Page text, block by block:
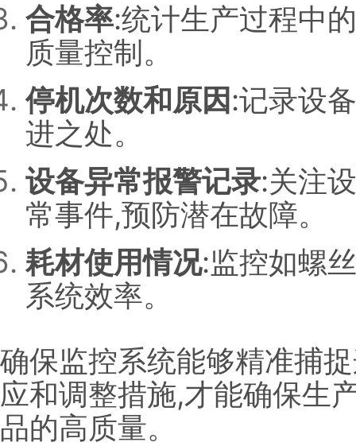
合格率:统计生产过程中
质量控制。
停机次数和原因:记录设
进之处。
设备异常报警记录:关注
常事件,预防潜在故障。
耗材使用情况:监控如螺
系统效率。
确保监控系统能够精准捕
应和调整措施,才能确保生
品的高质量。